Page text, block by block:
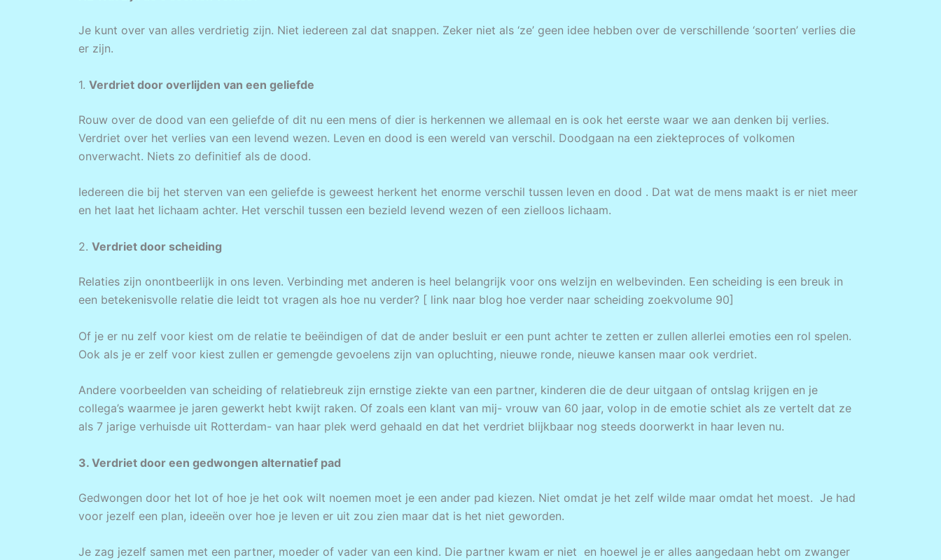
Je kunt over van alles verdrietig zijn. Niet iedereen zal dat snappen. Zeker niet als ‘ze’ geen idee hebben over de verschillende ‘soorten’ verlies die
er zijn.
1. Verdriet door overlijden van een geliefde
Rouw over de dood van een geliefde of dit nu een mens of dier is herkennen we allemaal en is ook het eerste waar we aan denken bij verlies.
Verdriet over het verlies van een levend wezen. Leven en dood is een wereld van verschil. Doodgaan na een ziekteproces of volkomen
onverwacht. Niets zo definitief als de dood.
Iedereen die bij het sterven van een geliefde is geweest herkent het enorme verschil tussen leven en dood . Dat wat de mens maakt is er niet meer
en het laat het lichaam achter. Het verschil tussen een bezield levend wezen of een zielloos lichaam.
2. Verdriet door scheiding
Relaties zijn onontbeerlijk in ons leven. Verbinding met anderen is heel belangrijk voor ons welzijn en welbevinden. Een scheiding is een breuk in
een betekenisvolle relatie die leidt tot vragen als hoe nu verder? [ link naar blog hoe verder naar scheiding zoekvolume 90]
Of je er nu zelf voor kiest om de relatie te beëindigen of dat de ander besluit er een punt achter te zetten er zullen allerlei emoties een rol spelen.
Ook als je er zelf voor kiest zullen er gemengde gevoelens zijn van opluchting, nieuwe ronde, nieuwe kansen maar ook verdriet.
Andere voorbeelden van scheiding of relatiebreuk zijn ernstige ziekte van een partner, kinderen die de deur uitgaan of ontslag krijgen en je
collega’s waarmee je jaren gewerkt hebt kwijt raken. Of zoals een klant van mij- vrouw van 60 jaar, volop in de emotie schiet als ze vertelt dat ze
als 7 jarige verhuisde uit Rotterdam- van haar plek werd gehaald en dat het verdriet blijkbaar nog steeds doorwerkt in haar leven nu.
3. Verdriet door een gedwongen alternatief pad
Gedwongen door het lot of hoe je het ook wilt noemen moet je een ander pad kiezen. Niet omdat je het zelf wilde maar omdat het moest. Je had
voor jezelf een plan, ideeën over hoe je leven er uit zou zien maar dat is het niet geworden.
Je zag jezelf samen met een partner, moeder of vader van een kind. Die partner kwam er niet en hoewel je er alles aangedaan hebt om zwanger